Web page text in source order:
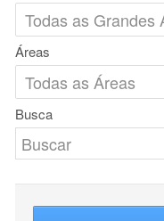
Áreas
Busca